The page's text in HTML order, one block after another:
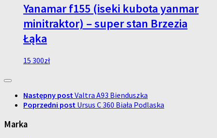
Yanamar f155 (iseki kubota yanmar
minitraktor) – super stan Brzezia
Łąka
15 300zł
Następny postValtra A93 Bienduszka
Poprzedni post Ursus C 360 Biała Podlaska
Marka